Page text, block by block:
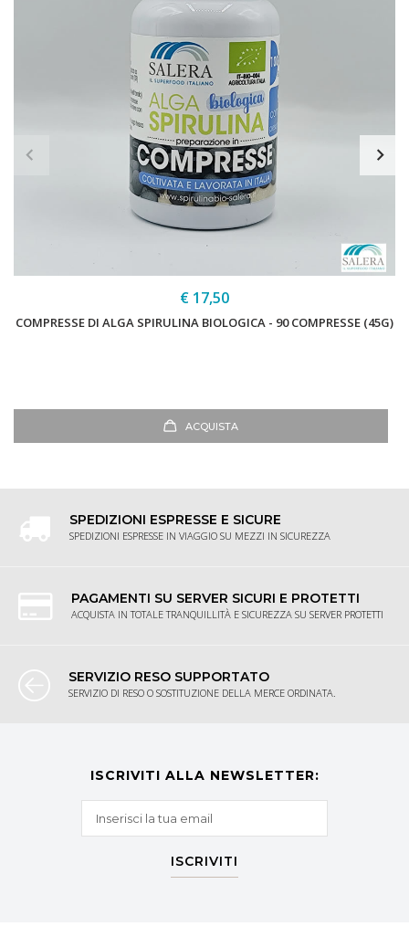
COMPRESSE DI ALGA SPIRULINA BIOLOGICA - 90 COMPRESSE (45G)
€ 17,50
ACQUISTA
SPEDIZIONI ESPRESSE E SICURE
SPEDIZIONI ESPRESSE IN VIAGGIO SU MEZZI IN SICUREZZA
PAGAMENTI SU SERVER SICURI E PROTETTI
ACQUISTA IN TOTALE TRANQUILLITÀ E SICUREZZA SU SERVER PROTETTI
SERVIZIO RESO SUPPORTATO
SERVIZIO DI RESO O SOSTITUZIONE DELLA MERCE ORDINATA.
ISCRIVITI ALLA NEWSLETTER:
ISCRIVITI